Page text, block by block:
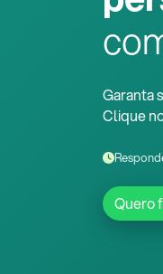
Garanta
Clique
Quero